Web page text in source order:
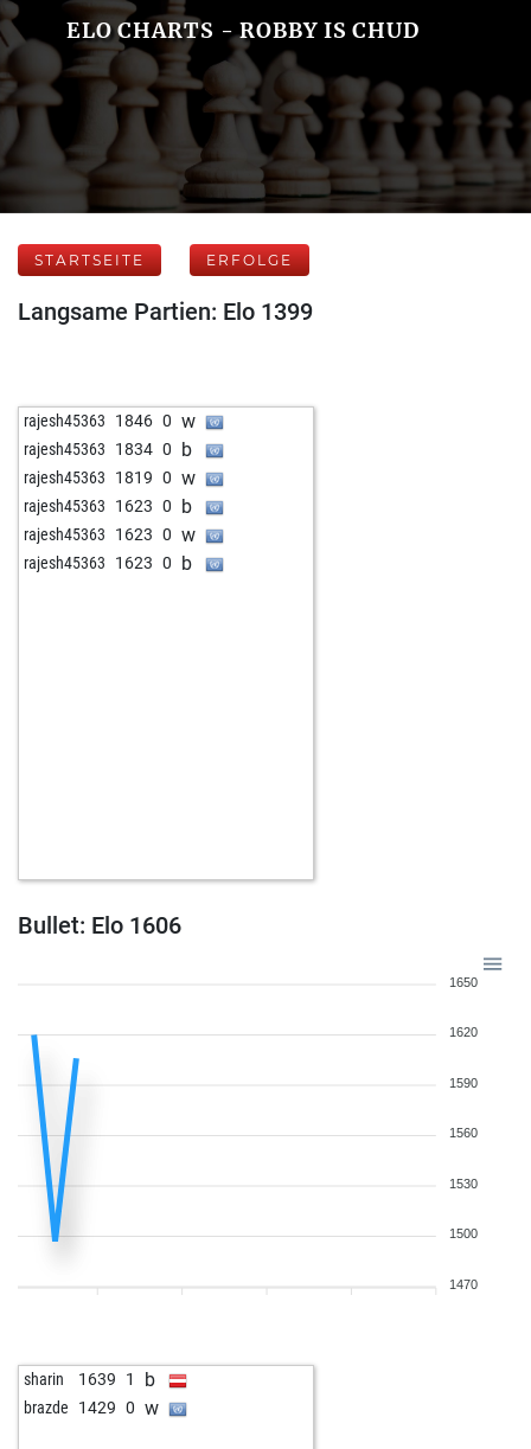
ELO CHARTS - ROBBY IS CHUD
STARTSEITE ERFOLGE
Langsame Partien: Elo 1399
rajesh45363 1846 0 w
rajesh45363 1834 0 b
rajesh45363 1819 0 w
rajesh45363 1623 0 b
rajesh45363 1623 0 w
rajesh45363 1623 0 b
Bullet: Elo 1606
1650
1620
1590
1560
1530
1500
1470
sharin 1639 1 b
brazde 1429 0 w